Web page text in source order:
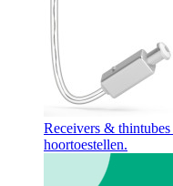
Receivers & thintubes
hoortoestellen.